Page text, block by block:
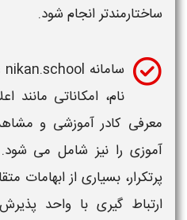
ساختارمندتر انجام شود.
سامانه nikan.school علاوه بر ارائه فرم های
نام، امکاناتی مانند
معرفی کادر آموزشی و
آموزی را نیز شامل می
پرتکرار، بسیاری از
ارتباط گیری با واحد